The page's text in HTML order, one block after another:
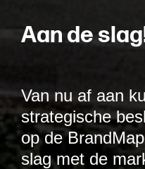
Aandeslag
Van nu af aan
strategische
op de
slag met de